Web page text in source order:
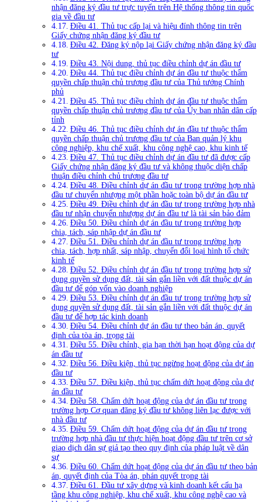
nhận đăng ký đầu tư trực tuyến trên Hệ thống thông tin quốc
gia về đầu tư
Điều 41. Thủ tục cấp lại và hiệu đính thông tin trên
Giấy chứng nhận đăng ký đầu tư
Điều 42. Đăng ký nộp lại Giấy chứng nhận đăng ký đầu
tư
Điều 43. Nội dung, thủ tục điều chỉnh dự án đầu tư
Điều 44. Thủ tục điều chỉnh dự án đầu tư thuộc thẩm
quyền chấp thuận chủ trương đầu tư của Thủ tướng Chính
phủ
Điều 45. Thủ tục điều chỉnh dự án đầu tư thuộc thẩm
quyền chấp thuận chủ trương đầu tư của Ủy ban nhân dân cấp
tỉnh
Điều 46. Thủ tục điều chỉnh dự án đầu tư thuộc thẩm
quyền chấp thuận chủ trương đầu tư của Ban quản lý khu
công nghiệp, khu chế xuất, khu công nghệ cao, khu kinh tế
Điều 47. Thủ tục điều chỉnh dự án đầu tư đã được cấp
Giấy chứng nhận đăng ký đầu tư và không thuộc diện chấp
thuận điều chỉnh chủ trương đầu tư
Điều 48. Điều chỉnh dự án đầu tư trong trường hợp nhà
đầu tư chuyển nhượng một phần hoặc toàn bộ dự án đầu tư
Điều 49. Điều chỉnh dự án đầu tư trong trường hợp nhà
đầu tư nhận chuyển nhượng dự án đầu tư là tài sản bảo đảm
Điều 50. Điều chỉnh dự án đầu tư trong trường hợp
chia, tách, sáp nhập dự án đầu tư
Điều 51. Điều chỉnh dự án đầu tư trong trường hợp
chia, tách, hợp nhất, sáp nhập, chuyển đổi loại hình tổ chức
kinh tế
Điều 52. Điều chỉnh dự án đầu tư trong trường hợp sử
dụng quyền sử dụng đất, tài sản gắn liền với đất thuộc dự án
đầu tư để góp vốn vào doanh nghiệp
Điều 53. Điều chỉnh dự án đầu tư trong trường hợp sử
dụng quyền sử dụng đất, tài sản gắn liền với đất thuộc dự án
đầu tư để hợp tác kinh doanh
Điều 54. Điều chỉnh dự án đầu tư theo bản án, quyết
định của tòa án, trọng tài
Điều 55. Điều chỉnh, gia hạn thời hạn hoạt động của dự
án đầu tư
Điều 56. Điều kiện, thủ tục ngừng hoạt động của dự án
đầu tư
Điều 57. Điều kiện, thủ tục chấm dứt hoạt động của dự
án đầu tư
Điều 58. Chấm dứt hoạt động của dự án đầu tư trong
trường hợp Cơ quan đăng ký đầu tư không liên lạc được với
nhà đầu tư
Điều 59. Chấm dứt hoạt động của dự án đầu tư trong
trường hợp nhà đầu tư thực hiện hoạt động đầu tư trên cơ sở
giao dịch dân sự giả tạo theo quy định của pháp luật về dân
sự
Điều 60. Chấm dứt hoạt động của dự án đầu tư theo bản
án, quyết định của Tòa án, phán quyết trọng tài
Điều 61. Đầu tư xây dựng và kinh doanh kết cấu hạ
tầng khu công nghiệp, khu chế xuất, khu công nghệ cao và